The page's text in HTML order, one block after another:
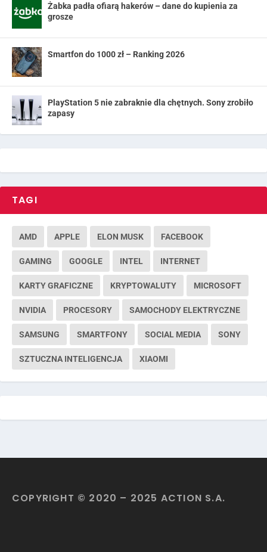
Żabka padła ofiarą hakerów – dane do kupienia za
grosze
Smartfon do 1000 zł – Ranking 2026
PlayStation 5 nie zabraknie dla chętnych. Sony zrobiło
zapasy
TAGI
AMD APPLE ELON MUSK FACEBOOK
GAMING GOOGLE INTEL INTERNET
KARTY GRAFICZNE KRYPTOWALUTY MICROSOFT
NVIDIA PROCESORY SAMOCHODY ELEKTRYCZNE
SAMSUNG SMARTFONY SOCIAL MEDIA SONY
SZTUCZNA INTELIGENCJA XIAOMI
COPYRIGHT © 2020 – 2025 ACTION S.A.